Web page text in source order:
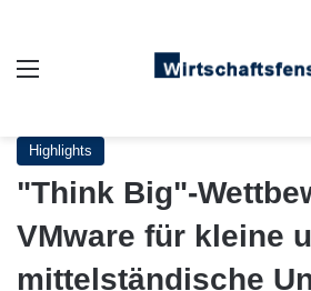
Highlights
"Think Big"-
VMware für kleine
mittelständische